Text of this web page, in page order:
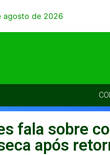
agosto de 2026
fala sobre
após